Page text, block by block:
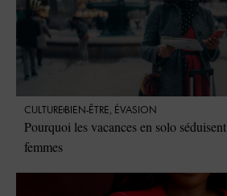
CULTURE BIEN-ÊTRE ÉVASION
Pourquoi les vacances en solo
femmes